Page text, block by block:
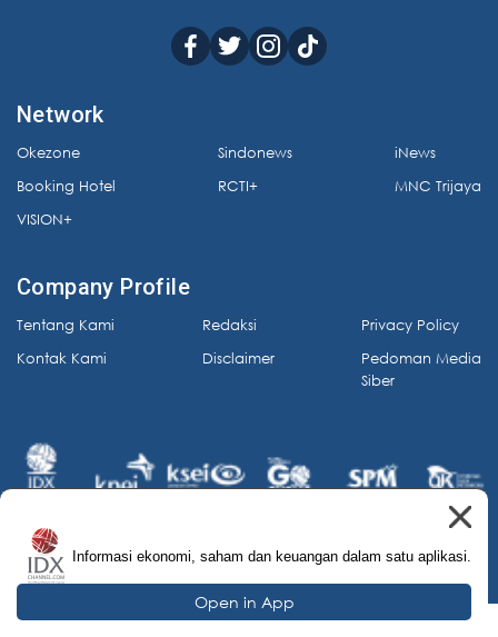
Network
Okezone
Booking Hotel
VISION+
Sindonews
RCTI+
iNews
MNC Trijaya
Company Profile
Tentang Kami
Kontak Kami
Redaksi
Disclaimer
Privacy Policy
Pedoman Media
Siber
© 2026 IDX Channel. All Rights Reserved.
Informasi ekonomi, saham dan keuangan dalam satu aplikasi.
Open in App